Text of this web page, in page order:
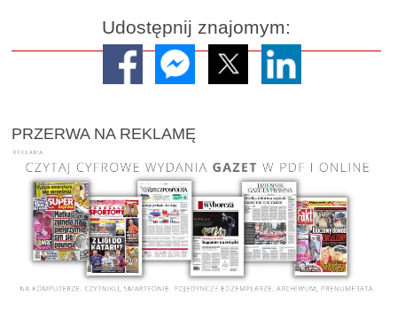
Udostępnij znajomym:
PRZERWA NA REKLAMĘ